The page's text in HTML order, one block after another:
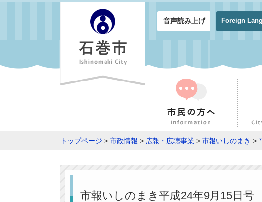
音声読み上げ Foreign
トップページ > 市政情報 > 広報・広聴事業 > 市報いしのまき >
市報いしのまき平成24年9月15日号